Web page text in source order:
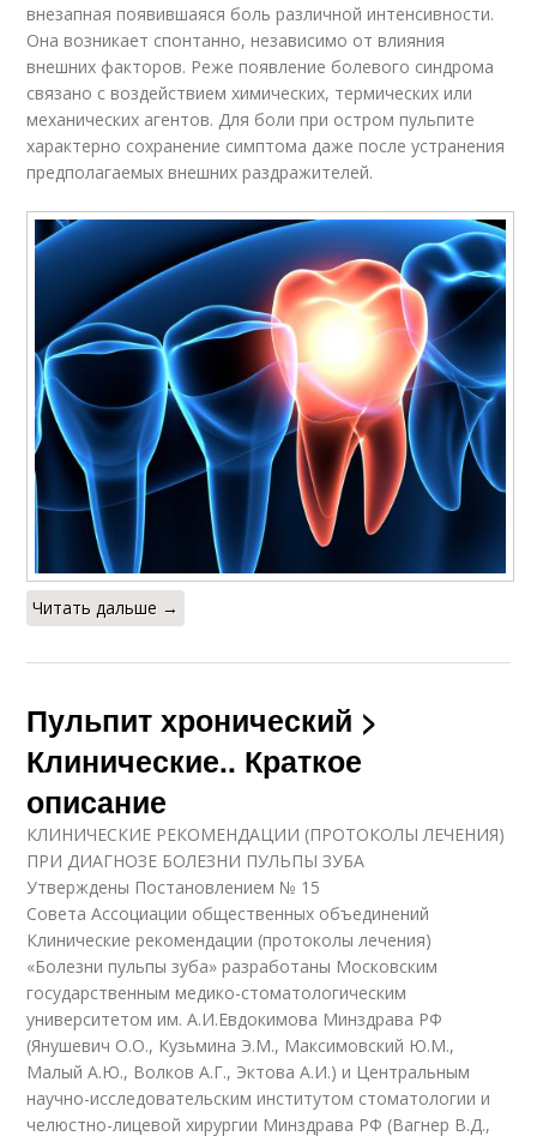
внезапная появившаяся боль различной интенсивности.
Она возникает спонтанно, независимо от влияния
внешних факторов. Реже появление болевого синдрома
связано с воздействием химических, термических или
механических агентов. Для боли при остром пульпите
характерно сохранение симптома даже после устранения
предполагаемых внешних раздражителей.
Читать дальше →
Пульпит хронический >
Клинические.. Краткое
описание
КЛИНИЧЕСКИЕ РЕКОМЕНДАЦИИ (ПРОТОКОЛЫ ЛЕЧЕНИЯ)
ПРИ ДИАГНОЗЕ БОЛЕЗНИ ПУЛЬПЫ ЗУБА
Утверждены Постановлением № 15
Совета Ассоциации общественных объединений
Клинические рекомендации (протоколы лечения)
«Болезни пульпы зуба» разработаны Московским
государственным медико-стоматологическим
университетом им. А.И.Евдокимова Минздрава РФ
(Янушевич О.О., Кузьмина Э.М., Максимовский Ю.М.,
Малый А.Ю., Волков А.Г., Эктова А.И.) и Центральным
научно-исследовательским институтом стоматологии и
челюстно-лицевой хирургии Минздрава РФ (Вагнер В.Д.,